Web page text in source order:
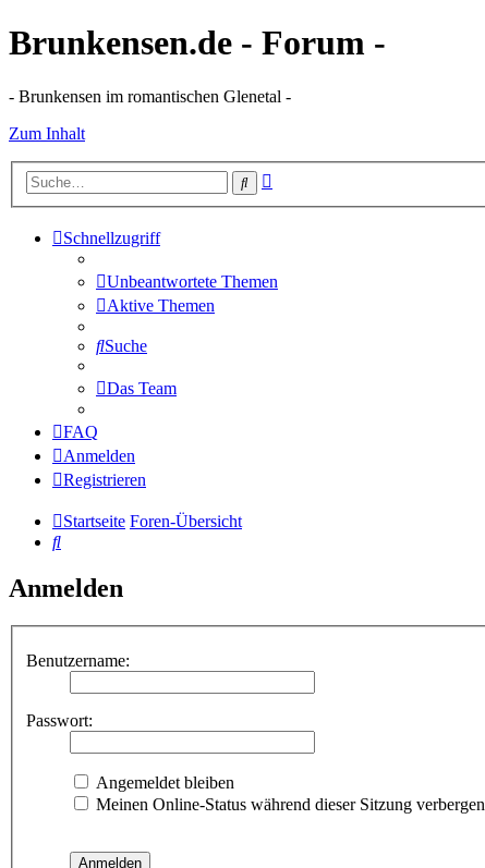
Brunkensen.de - Forum -
- Brunkensen im romantischen Glenetal -
Zum Inhalt
Suche
Schnellzugriff
Unbeantwortete Themen
Aktive Themen
Suche
Das Team
FAQ
Anmelden
Registrieren
Startseite Foren-Übersicht
Suche
Anmelden
Benutzername:
Passwort:
Angemeldet bleiben
Meinen Online-Status während dieser Sitzung verbergen